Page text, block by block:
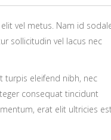
vel metus. Nam id
sollicitudin vel lacus nec
turpis eleifend nibh, nec
consequat tincidunt
erat elit ultricies